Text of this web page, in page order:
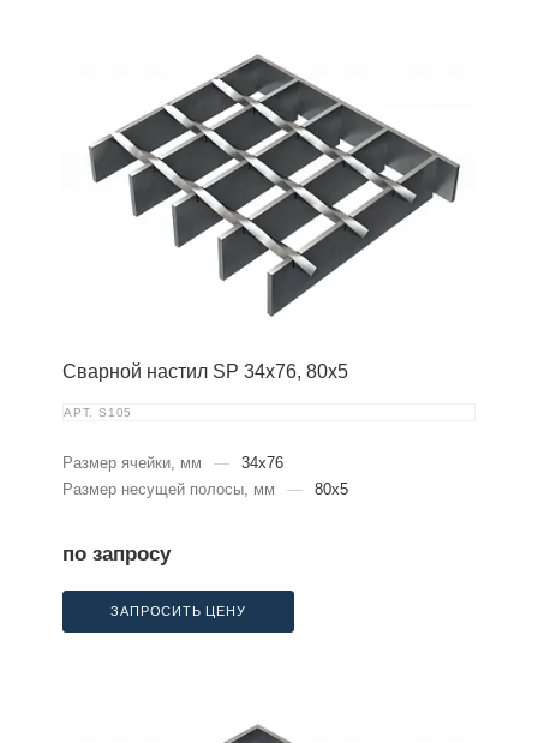
Сварной настил SP 34х76, 80х5
АРТ. S105
Размер ячейки, мм —
34x76
Размер несущей полосы, мм
— 80x5
по запросу
ЗАПРОСИТЬ ЦЕНУ